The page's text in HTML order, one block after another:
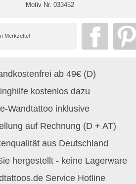
Motiv Nr. 033452
ab 49€ (D)
kostenlos dazu
Wandtattoo inklusive
auf Rechnung (D + AT)
aus Deutschland
hergestellt - keine Lagerware
Service Hotline